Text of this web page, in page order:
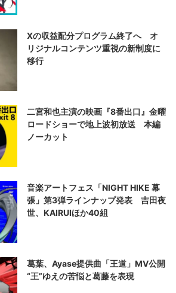
Xの収益配分プログラム終了へ オ
リジナルコンテンツ重視の新制度に
移行
二宮和也主演の映画『8番出口』金曜
ロードショーで地上波初放送 本編
ノーカット
音楽アートフェス「NIGHT HIKE 幕
張」第3弾ラインナップ発表 吉田夜
世、KAIRUIほか40組
葛葉、Ayase提供曲「王道」MV公開
“王”ゆえの苦悩と葛藤を表現